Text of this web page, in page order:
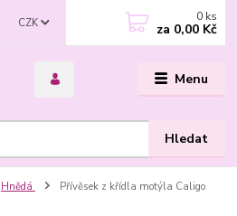
Menu
CZK
Hledat
0 ks
za 0,00 Kč
Hnědá
Přívěsek z křídla motýla Caligo